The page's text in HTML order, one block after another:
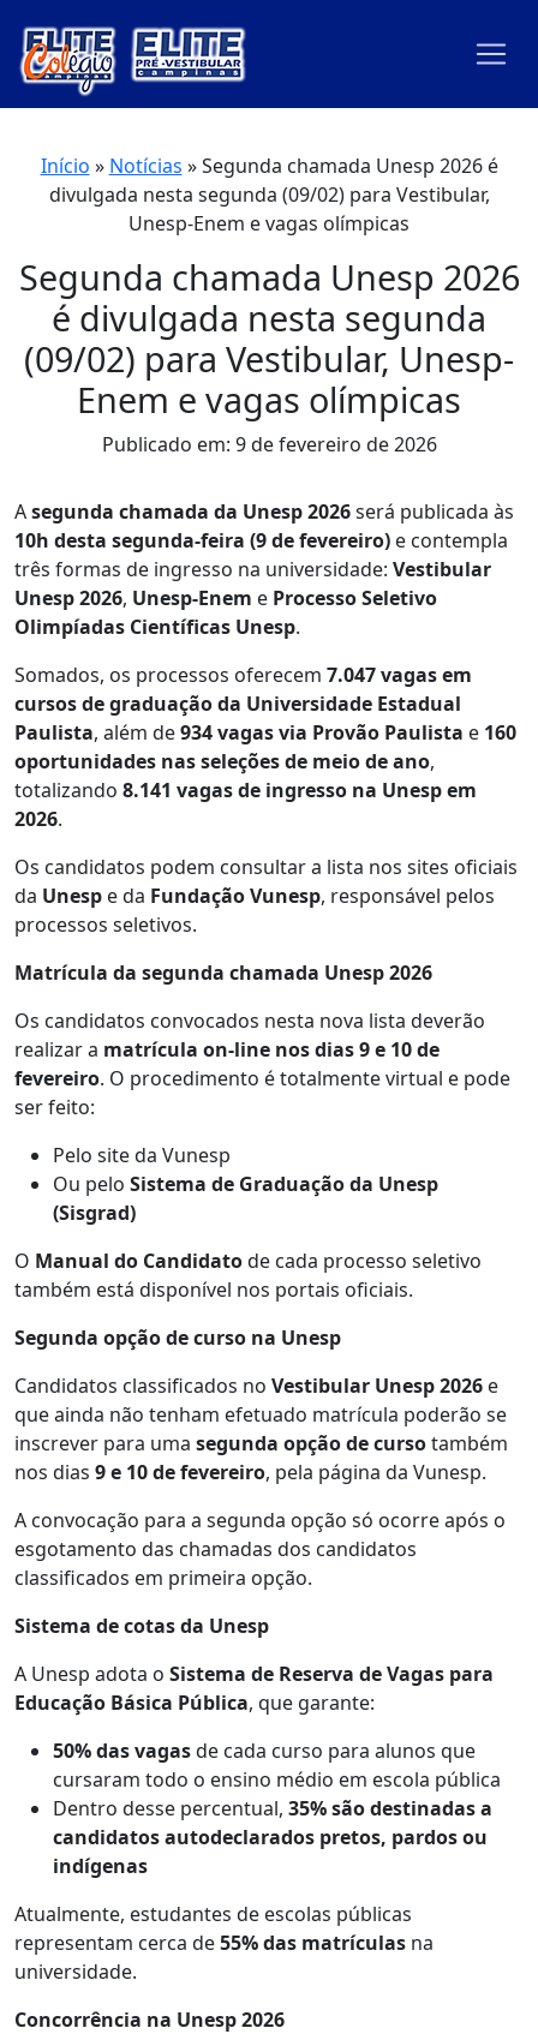
Início » Notícias »Segunda chamada Unesp 2026 é
divulgada nesta segunda (09/02) para Vestibular,
Unesp-Enem e vagas olímpicas
Segunda chamada Unesp 2026
é divulgada nesta segunda
(09/02) para Vestibular, Unesp-
Enem e vagas olímpicas
Publicado em: 9 de fevereiro de 2026
Asegunda chamada da Unesp 2026será publicada às
10h desta segunda-feira (9 de fevereiro) e contempla
três formas de ingresso na universidade: Vestibular
Unesp 2026, Unesp-Enem e Processo Seletivo
Olimpíadas Científicas Unesp.
Somados, os processos oferecem 7.047 vagas em
cursos de graduação da Universidade Estadual
Paulista, além de934 vagas via Provão Paulista e 160
oportunidades nas seleções de meio de ano,
totalizando 8.141 vagas de ingresso na Unesp em
2026.
Os candidatos podem consultar a lista nos sites oficiais
da Unesp e da Fundação Vunesp, responsável pelos
processos seletivos.
Matrícula da segunda chamada Unesp 2026
Os candidatos convocados nesta nova lista deverão
realizar a matrícula on-line nos dias 9 e 10 de
fevereiro. O procedimento é totalmente virtual e pode
ser feito:
Pelo site da Vunesp
Ou pelo Sistema de Graduação da Unesp
(Sisgrad)
O Manual do Candidatode cada processo seletivo
também está disponível nos portais oficiais.
Segunda opção de curso na Unesp
Candidatos classificados no Vestibular Unesp 2026 e
que ainda não tenham efetuado matrícula poderão se
inscrever para uma segunda opção de cursotambém
nos dias 9 e 10 de fevereiro, pela página da Vunesp.
A convocação para a segunda opção só ocorre após o
esgotamento das chamadas dos candidatos
classificados em primeira opção.
Sistema de cotas da Unesp
A Unesp adota o Sistema de Reserva de Vagas para
Educação Básica Pública, que garante:
50% das vagasde cada curso para alunos que
cursaram todo o ensino médio em escola pública
Dentro desse percentual, 35% são destinadas a
candidatos autodeclarados pretos, pardos ou
indígenas
Atualmente, estudantes de escolas públicas
representam cerca de55% das matrículas na
universidade.
Concorrência na Unesp 2026